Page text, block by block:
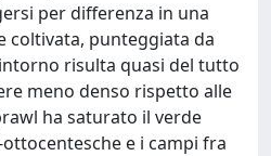
per differenza in una
coltivata, punteggiata da
risulta quasi del tutto
meno denso rispetto alle
ha saturato il verde
e i campi fra